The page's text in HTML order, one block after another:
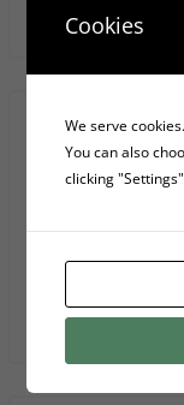
Recent Posts
5 Serveis
Privacy Policy
Cookies
We serve
You can also
clicking